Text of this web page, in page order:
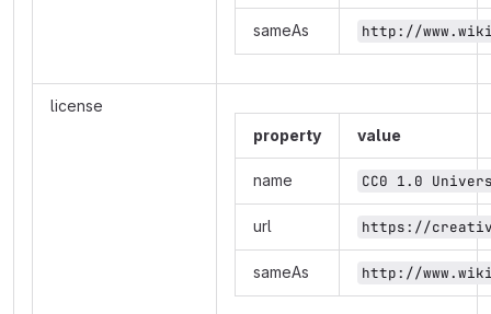
sameAs http://
license
property
value
name CC0 1.0
url https://
sameAs http://